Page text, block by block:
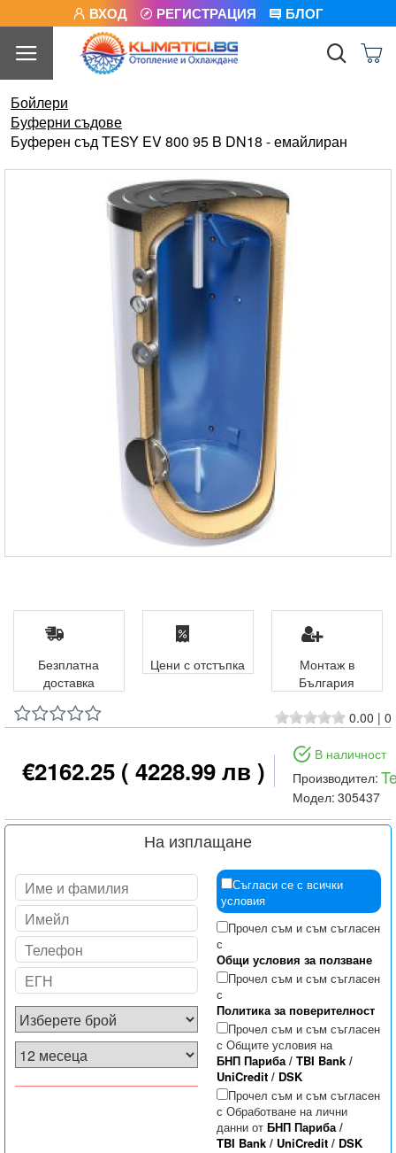
ВХОД РЕГИСТРАЦИЯ БЛОГ
Бойлери
Буферни съдове
Буферен съд TESY EV 800 95 B DN18 - емайлиран
0.00 | 0
€2162.25 ( 4228.99 лв )
В наличност
Производител:
Модел: 305437
На изплащане
Съгласи се с всички
условия
Прочел съм и съм съгласен
с
Общи условия за ползване
Прочел съм и съм съгласен
с
Политика за поверителност
Прочел съм и съм съгласен
с Общите условия на
БНП Париба/ TBI Bank/
UniCredit/ DSK
Прочел съм и съм съгласен
с Обработване на лични
данни от БНП Париба/
TBI Bank/ UniCredit/ DSK
Безплатна
доставка
Цени с отстъпка
Монтаж в
България